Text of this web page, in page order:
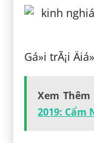
Gá»i trÃ¡i
Xem Thêm
2019: Cẩm